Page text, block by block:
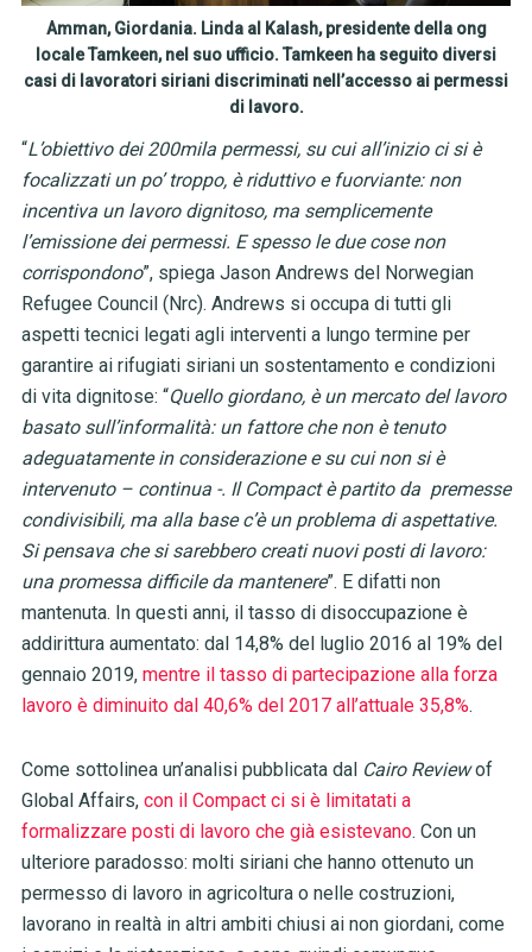
Amman, Giordania. Linda al Kalash, presidente della ong
locale Tamkeen, nel suo ufficio. Tamkeen ha seguito diversi
casi di lavoratori siriani discriminati nell’accesso ai permessi
di lavoro.
“L’obiettivo dei 200mila permessi, su cui all’inizio ci si è
focalizzati un po’ troppo, è riduttivo e fuorviante: non
incentiva un lavoro dignitoso, ma semplicemente
l’emissione dei permessi. E spesso le due cose non
corrispondono”, spiega Jason Andrews del Norwegian
Refugee Council (Nrc). Andrews si occupa di tutti gli
aspetti tecnici legati agli interventi a lungo termine per
garantire ai rifugiati siriani un sostentamento e condizioni
di vita dignitose: “Quello giordano, è un mercato del lavoro
basato sull’informalità: un fattore che non è tenuto
adeguatamente in considerazione e su cui non si è
intervenuto – continua -. Il Compact è partito da premesse
condivisibili, ma alla base c’è un problema di aspettative.
Si pensava che si sarebbero creati nuovi posti di lavoro:
una promessa difficile da mantenere”. E difatti non
mantenuta. In questi anni, il tasso di disoccupazione è
addirittura aumentato: dal 14,8% del luglio 2016 al 19% del
gennaio 2019, mentre il tasso di partecipazione alla forza
lavoro è diminuito dal 40,6% del 2017 all’attuale 35,8%.
Come sottolinea un’analisi pubblicata dal Cairo Reviewof
Global Affairs, con il Compact ci si è limitatati a
formalizzare posti di lavoro che già esistevano. Con un
ulteriore paradosso: molti siriani che hanno ottenuto un
permesso di lavoro in agricoltura o nelle costruzioni,
lavorano in realtà in altri ambiti chiusi ai non giordani, come